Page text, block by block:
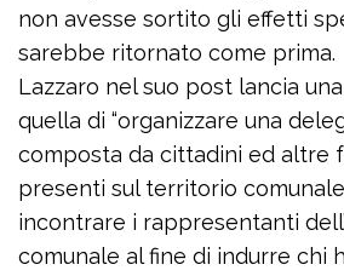
non avesse sortito gli effetti
sarebbe ritornato come prima.
Lazzaro nel suo post lancia
quella di “organizzare una
composta da cittadini ed altre
presenti sul territorio
incontrare i rappresentanti
comunale al fine di indurre chi